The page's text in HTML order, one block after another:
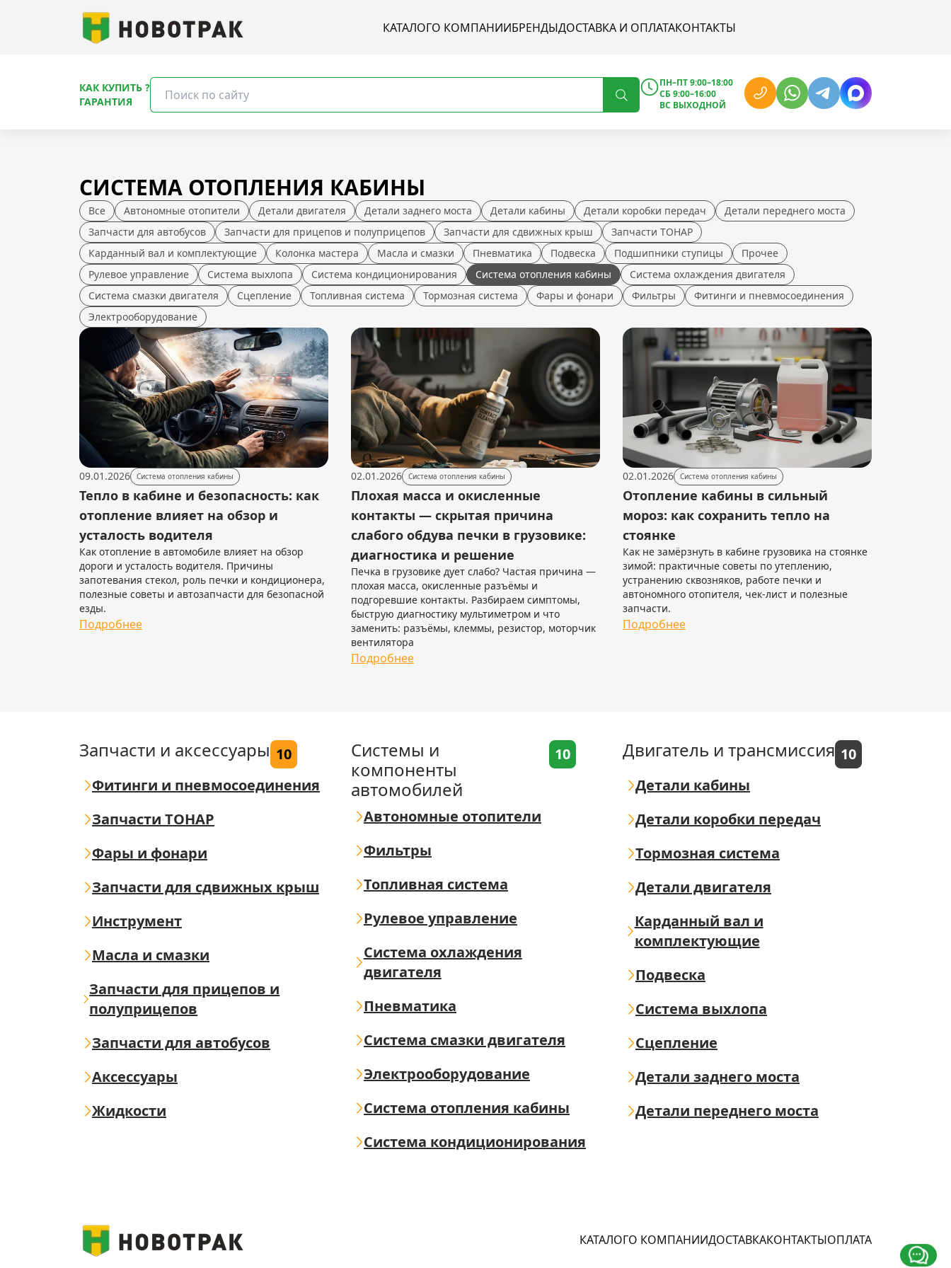
КАТАЛОГО КОМПАНИИБРЕНДЫДОСТАВКА И ОПЛАТАКОНТАКТЫ
КАК КУПИТЬ ?
ГАРАНТИЯ
ПН–ПТ 9:00–18:00
СБ 9:00–16:00
ВС ВЫХОДНОЙ
СИСТЕМА ОТОПЛЕНИЯ КАБИНЫ
Все Автономные отопители Детали двигателя Детали заднего моста Детали кабины Детали коробки передач
Детали переднего моста
Запчасти для автобусов
Запчасти для прицепов и полуприцепов Запчасти для сдвижных крыш
Запчасти ТОНАР
Карданный вал и комплектующие
Колонка мастера Масла и смазки Пневматика Подвеска Подшипники ступицы
Прочее
Рулевое управление
Система выхлопа Система кондиционирования Система отопления кабины
Система охлаждения двигателя
Система смазки двигателя
Сцепление Топливная система Тормозная система Фары и фонари Фильтры
Фитинги и пневмосоединения
Электрооборудование
09.01.2026 Система отопления кабины
Тепло в кабине и безопасность: как
отопление влияет на обзор и
усталость водителя
Как отопление в автомобиле влияет на обзор
дороги и усталость водителя. Причины
запотевания стекол, роль печки и кондиционера,
полезные советы и автозапчасти для безопасной
езды.
Подробнее
02.01.2026 Система отопления кабины
Плохая масса и окисленные
контакты — скрытая причина
слабого обдува печки в грузовике:
диагностика и решение
Печка в грузовике дует слабо? Частая причина —
плохая масса, окисленные разъёмы и
подгоревшие контакты. Разбираем симптомы,
быструю диагностику мультиметром и что
заменить: разъёмы, клеммы, резистор, моторчик
вентилятора
Подробнее
02.01.2026 Система отопления кабины
Отопление кабины в сильный
мороз: как сохранить тепло на
стоянке
Как не замёрзнуть в кабине грузовика на стоянке
зимой: практичные советы по утеплению,
устранению сквозняков, работе печки и
автономного отопителя, чек-лист и полезные
запчасти.
Подробнее
Запчасти и аксессуары 10
Фитинги и пневмосоединения
Запчасти ТОНАР
Фары и фонари
Запчасти для сдвижных крыш
Инструмент
Масла и смазки
Запчасти для прицепов и
полуприцепов
Запчасти для автобусов
Аксессуары
Жидкости
Системы и
компоненты
автомобилей
10
Автономные отопители
Фильтры
Топливная система
Рулевое управление
Система охлаждения
двигателя
Пневматика
Система смазки двигателя
Электрооборудование
Система отопления кабины
Система кондиционирования
Двигатель и трансмиссия 10
Детали кабины
Детали коробки передач
Тормозная система
Детали двигателя
Карданный вал и
комплектующие
Подвеска
Система выхлопа
Сцепление
Детали заднего моста
Детали переднего моста
КАТАЛОГО КОМПАНИИДОСТАВКАКОНТАКТЫОПЛАТА